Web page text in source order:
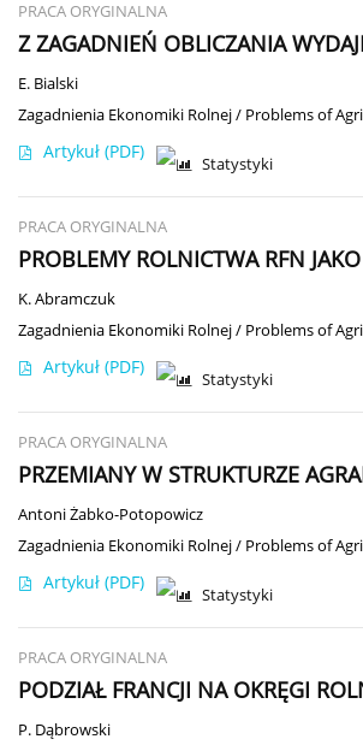
PRACA ORYGINALNA
Z ZAGADNIEŃ OBLICZANIA
E. Bialski
Zagadnienia Ekonomiki Rolnej / Problems of
Artykuł (PDF)
Statystyki
PRACA ORYGINALNA
PROBLEMY ROLNICTWA RFN
K. Abramczuk
Zagadnienia Ekonomiki Rolnej / Problems of
Artykuł (PDF)
Statystyki
PRACA ORYGINALNA
PRZEMIANY W STRUKTURZE
Antoni Żabko-Potopowicz
Zagadnienia Ekonomiki Rolnej / Problems of
Artykuł (PDF)
Statystyki
PRACA ORYGINALNA
PODZIAŁ FRANCJI NA OKRĘGI
P. Dąbrowski